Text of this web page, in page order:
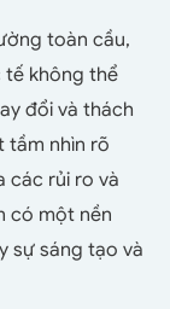
toàn cầu,
tế không thể
đổi và thách
tầm nhìn rõ
các rủi ro và
có một nền
sự sáng tạo và